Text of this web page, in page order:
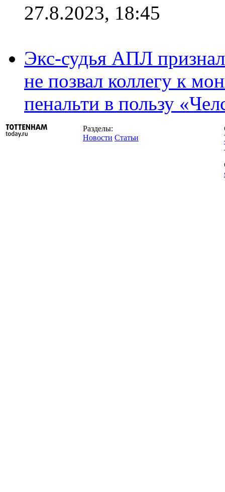
27.8.2023, 18:45
Экс-судья АПЛ
не позвал коллегу к
пенальти в пользу
Разделы:
Новости Статьи